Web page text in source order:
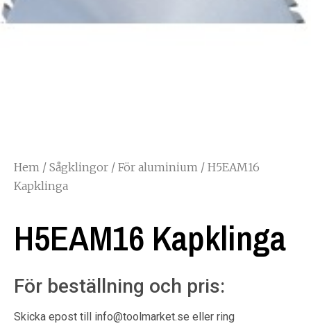
Hem / Sågklingor / För aluminium / H5EAM16
Kapklinga
H5EAM16 Kapklinga
För beställning och pris:
Skicka epost till info@toolmarket.se eller ring